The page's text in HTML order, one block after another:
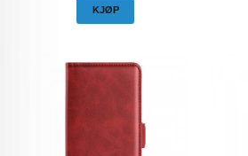
KJØP